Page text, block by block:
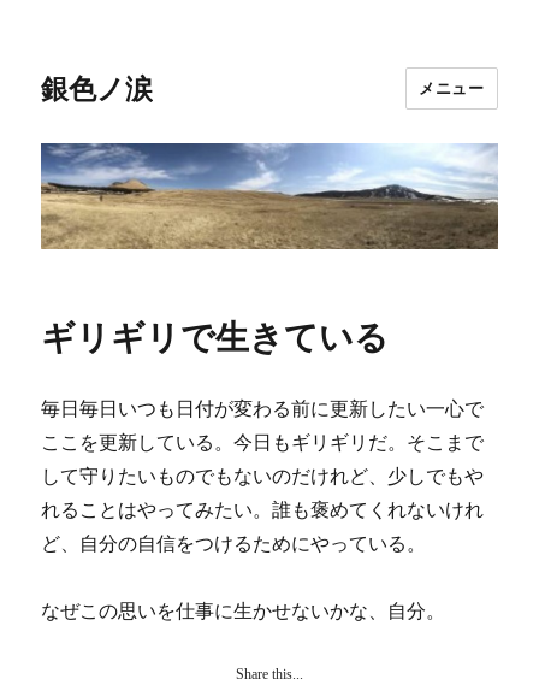
銀色ノ涙 メニュー
ギリギリで生きている
毎日毎日いつも日付が変わる前に更新したい一心で
ここを更新している。今日もギリギリだ。そこまで
して守りたいものでもないのだけれど、少しでもや
れることはやってみたい。誰も褒めてくれないけれ
ど、自分の自信をつけるためにやっている。
なぜこの思いを仕事に生かせないかな、自分。
Share this...